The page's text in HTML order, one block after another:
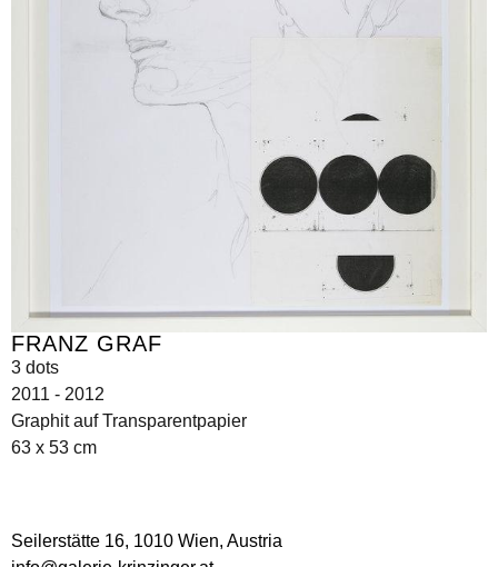
FRANZ GRAF
3 dots
2011 - 2012
Graphit auf Transparentpapier
63 x 53 cm
Seilerstätte 16, 1010 Wien, Austria